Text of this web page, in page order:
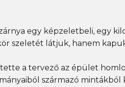
egy képzeletbeli, egy
szeletét látjuk, hanem
a tervező az épület
származó